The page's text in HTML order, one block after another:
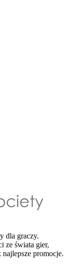
dla graczy.
ze świata gier,
promocje.